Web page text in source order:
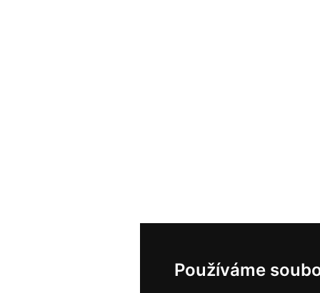
Používáme